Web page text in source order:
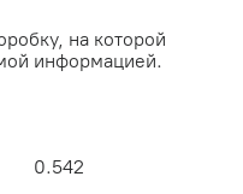
на которой
информацией.
0.542